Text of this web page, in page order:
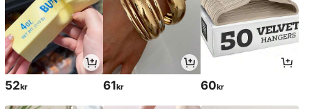
52kr 61kr 60kr